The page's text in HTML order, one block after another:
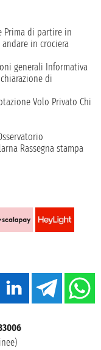
Prima di partire in
in crociera
generali Informativa
di
Volo Privato Chi
Rassegna stampa